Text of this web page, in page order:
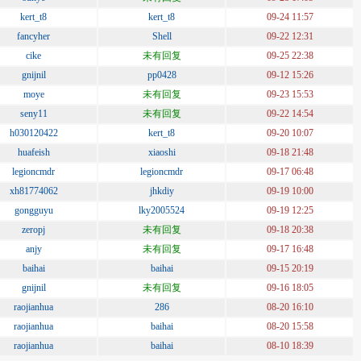
kert_t8
kert_t8
09-24 11:57
fancyher
Shell
09-22 12:31
cike
未有回复
09-25 22:38
gnijnil
pp0428
09-12 15:26
moye
未有回复
09-23 15:53
seny11
未有回复
09-22 14:54
h030120422
kert_t8
09-20 10:07
huafeish
xiaoshi
09-18 21:48
legioncmdr
legioncmdr
09-17 06:48
xh81774062
jhkdiy
09-19 10:00
gongguyu
lky2005524
09-19 12:25
zeropj
未有回复
09-18 20:38
anjy
未有回复
09-17 16:48
baihai
baihai
09-15 20:19
gnijnil
未有回复
09-16 18:05
raojianhua
286
08-20 16:10
raojianhua
baihai
08-20 15:58
raojianhua
baihai 08-10 18:39